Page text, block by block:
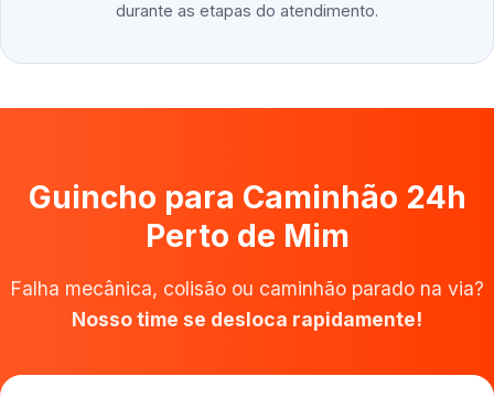
durante as etapas do atendimento.
Guincho para Caminhão 24h
Perto de Mim
Falha mecânica, colisão ou caminhão parado na via?
Nosso time se desloca rapidamente!